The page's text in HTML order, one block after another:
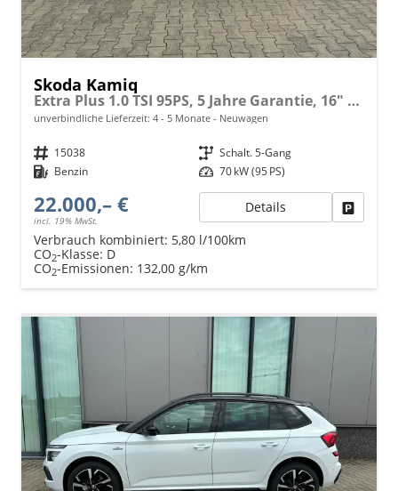
Skoda Kamiq
Extra Plus 1.0 TSI 95PS, 5 Jahre Garantie, 16" Alu, Kessy, Alarm, Parksensoren vo/hi, Rückfahrkamera, Climatronic, Radio 8" + SmartLink, Sitzheizung, Tempomat, M-Lederlenkrad beheizt, Armlehne, NSW, SunSet, Virtual Cockpit
unverbindliche Lieferzeit: 4 - 5 Monate Neuwagen
Fahrzeugnr. 15038 Getriebe Schalt. 5-Gang
Kraftstoff Benzin Leistung 70 kW (95 PS)
22.000,– €
incl. 19% MwSt.
Details
Verbrauch kombiniert: 5,80 l/100km
CO2-Klasse: D
CO2-Emissionen: 132,00 g/km